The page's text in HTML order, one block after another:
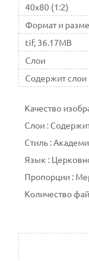
40x80 (1:2)
Формат и
tif, 36.17MB
Слои
Содержит слои
Качество
Слои :
Стиль :
Язык :
Пропорции :
Количество